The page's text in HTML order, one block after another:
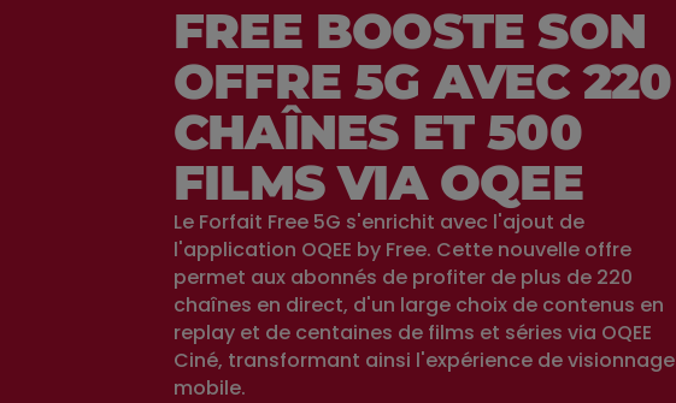
FREE BOOSTE SON
OFFRE 5G AVEC 220
CHAÎNES ET 500
FILMS VIA OQEE
Le Forfait Free 5G s'enrichit avec l'ajout de
l'application OQEE by Free. Cette nouvelle offre
permet aux abonnés de profiter de plus de 220
chaînes en direct, d'un large choix de contenus en
replay et de centaines de films et séries via OQEE
Ciné, transformant ainsi l'expérience de visionnage
mobile.